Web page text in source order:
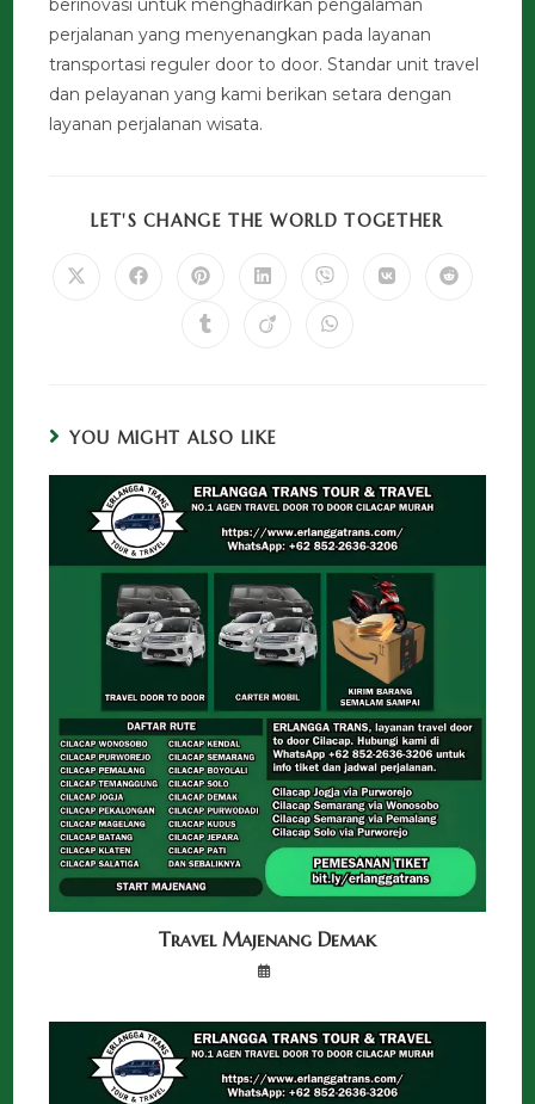
berinovasi untuk menghadirkan pengalaman
perjalanan yang menyenangkan pada layanan
transportasi reguler door to door. Standar unit travel
dan pelayanan yang kami berikan setara dengan
layanan perjalanan wisata.
LET'S CHANGE THE WORLD TOGETHER
YOU MIGHT ALSO LIKE
Travel Majenang Demak